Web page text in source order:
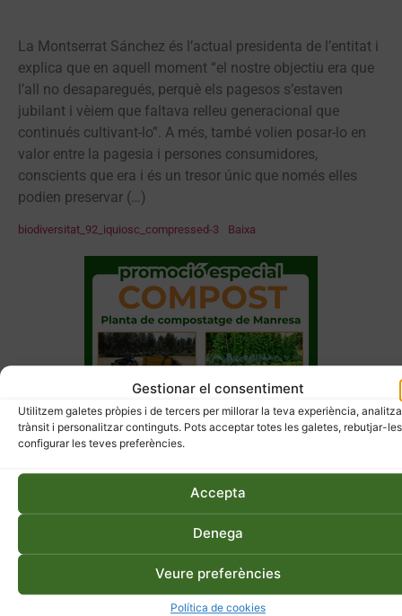
Gestionar el consentiment
Utilitzem galetes pròpies i de tercers per millorar la teva experiència,
trànsit i personalitzar continguts. Pots acceptar totes les galetes, rebutjar-
configurar les teves preferències.
Accepta
Denega
Veure preferències
Política de cookies
La Montserrat Sánchez és l’actual presidenta de l’entitat i
explica que en aquell moment “el nostre objectiu era que
l’all no desaparegués, perquè els pagesos s’estaven
jubilant i vèiem que faltava relleu generacional que
continués cultivant-lo”. A més, també volien posar-lo en
valor entre la pagesia i persones consumidores,
conscients que era i és un tresor únic que només elles
podien preservar (…)
biodiversitat_92_iquiosc_compressed-3 Baixa